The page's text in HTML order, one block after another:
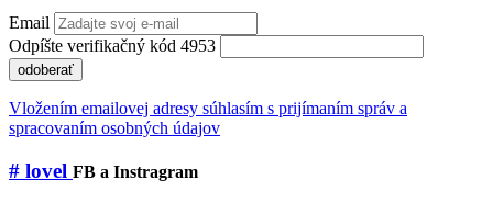
Email
Odpíšte verifikačný kód 4953
odoberať
Vložením emailovej adresy súhlasím s prijímaním správ a
spracovaním osobných údajov
# lovel FB a Instragram